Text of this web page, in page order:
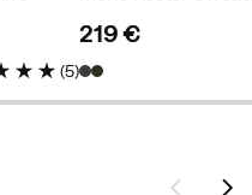
(5)price
219 €